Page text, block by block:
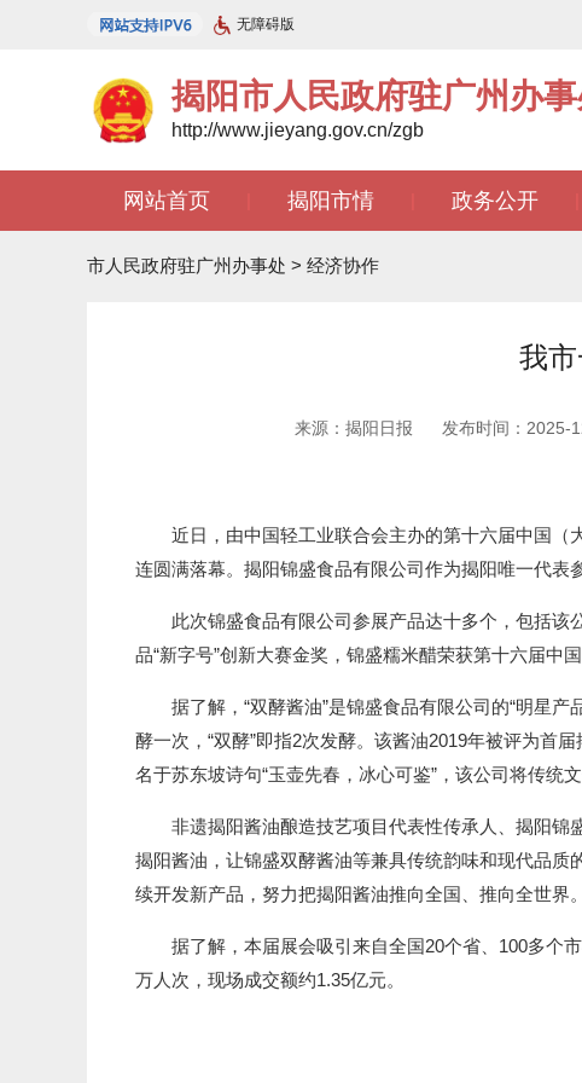
无障碍版
揭阳市人民政府驻广州办
http://www.jieyang.gov.cn/zgb
网站首页 揭阳市情 政务公开
文苑天地 |
市人民政府驻广州办事处 > 经济协作
我
来源：揭阳日报 发布时间：2025-
近日，由中国轻工业联合会主办的第十六届中国（大
连圆满落幕。揭阳锦盛食品有限公司作为揭阳唯一代表
此次锦盛食品有限公司参展产品达十多个，包括该公
品“新字号”创新大赛金奖，锦盛糯米醋荣获第十六届中
据了解，“双酵酱油”是锦盛食品有限公司的“明星产
酵一次，“双酵”即指2次发酵。该酱油2019年被评为首
名于苏东坡诗句“玉壶先春，冰心可鉴”，该公司将传统
非遗揭阳酱油酿造技艺项目代表性传承人、揭阳锦盛
揭阳酱油，让锦盛双酵酱油等兼具传统韵味和现代品
续开发新产品，努力把揭阳酱油推向全国、推向全世界。
据了解，本届展会吸引来自全国20个省、100多个市
万人次，现场成交额约1.35亿元。